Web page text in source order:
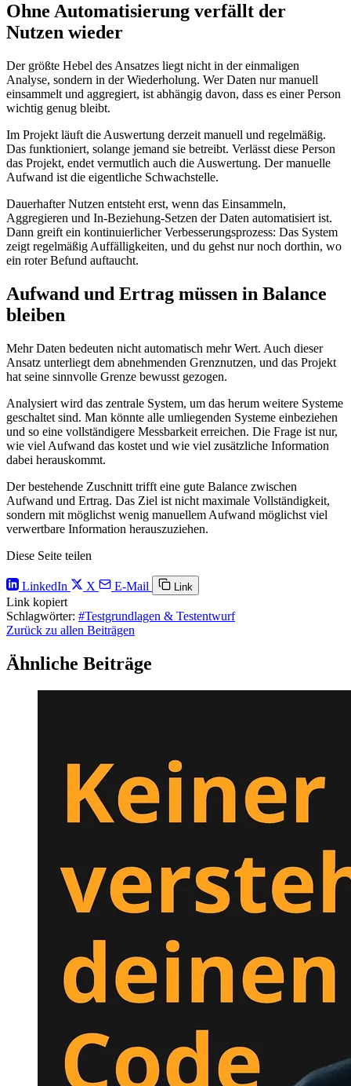
Ohne Automatisierung verfällt der
Nutzen wieder
Der größte Hebel des Ansatzes liegt nicht in der einmaligen
Analyse, sondern in der Wiederholung. Wer Daten nur manuell
einsammelt und aggregiert, ist abhängig davon, dass es einer Person
wichtig genug bleibt.
Im Projekt läuft die Auswertung derzeit manuell und regelmäßig.
Das funktioniert, solange jemand sie betreibt. Verlässt diese Person
das Projekt, endet vermutlich auch die Auswertung. Der manuelle
Aufwand ist die eigentliche Schwachstelle.
Dauerhafter Nutzen entsteht erst, wenn das Einsammeln,
Aggregieren und In-Beziehung-Setzen der Daten automatisiert ist.
Dann greift ein kontinuierlicher Verbesserungsprozess: Das System
zeigt regelmäßig Auffälligkeiten, und du gehst nur noch dorthin, wo
ein roter Befund auftaucht.
Aufwand und Ertrag müssen in Balance
bleiben
Mehr Daten bedeuten nicht automatisch mehr Wert. Auch dieser
Ansatz unterliegt dem abnehmenden Grenznutzen, und das Projekt
hat seine sinnvolle Grenze bewusst gezogen.
Analysiert wird das zentrale System, um das herum weitere Systeme
geschaltet sind. Man könnte alle umliegenden Systeme einbeziehen
und so eine vollständigere Messbarkeit erreichen. Die Frage ist nur,
wie viel Aufwand das kostet und wie viel zusätzliche Information
dabei herauskommt.
Der bestehende Zuschnitt trifft eine gute Balance zwischen
Aufwand und Ertrag. Das Ziel ist nicht maximale Vollständigkeit,
sondern mit möglichst wenig manuellem Aufwand möglichst viel
verwertbare Information herauszuziehen.
Diese Seite teilen
LinkedIn X E-Mail Link
Link kopiert
Schlagwörter: #Testgrundlagen & Testentwurf
Zurück zu allen Beiträgen
Ähnliche Beiträge